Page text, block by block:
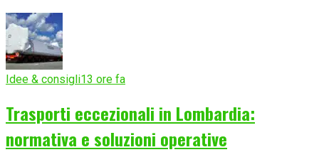
Idee & consigli13 ore fa
Trasporti eccezionali in Lombardia:
normativa e soluzioni operative